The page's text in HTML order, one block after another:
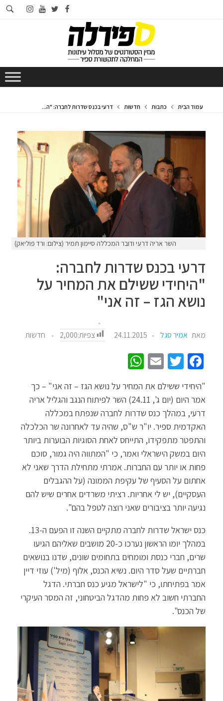
facebook
twitter
youtube
instagram
עמוד הבית כתבות חדשות דרעי בכנס שדרות לחברה: "ה...
השר אריה דרעי ודובר המכללה סיימון תמיר (צילום: ורד פוליאק)
דרעי בכנס שדרות לחברה:
"היחידי ששילם את המחיר על
נושא הגז – זה אני"
מאת אמיר סגל 24.11.2015 צפיות:2,000 חדשות
Fa
b
o
o
k
T
wi
tt
er
E
ail
at
sA
p
p
"היחידי ששילם את המחיר על נושא הגז – זה אני" – כך
אמר היום (יום ג', 24.11) השר לפיתוח הנגב והגליל אריה
דרעי, במהלך כנס שדרות לחברה שנפתח במכללה
האקדמית ספיר. יו"ר ש"ס, שהיה עד לאחרונה שר הכלכלה
והתפטר מתפקידו, התייחס לאחת הסוגיות הבוערות ביותר
היום במשק הישראלי ואמר, כי "המתווה היה גמור, סוכם
פחות או יותר עם החברות. אמרתי מתחילת הדרך שאני לא
אחתום על הסעיף של עקיפת הממונה (על ההגבלים
העסקיים), יש לי אחריות. רציתי משרדים אחרים שיש להם
נגיעה יותר בציבורים שאני רוצה לטפל בהם".
כנס ישראל שדרות לחברה מתקיים השנה זו הפעם ה-13.
במהלך יומו הראשון נערכו כ-20 מושבים שאליהם הגיעו
שרים, חברי כנסת ומומחים בתחומים שונים, שדנו בנושאים
חברתיים שעל סדר היום. נשיא הכנס, אלוף (מיל') עוזי דיין
אמר בפתיחתו, כי "לישראל מגיע כנס חברתי. הדגל
החברתי חשוב לא פחות מהדגל הביטחוני, זה המסר העיקרי
של הכנס".